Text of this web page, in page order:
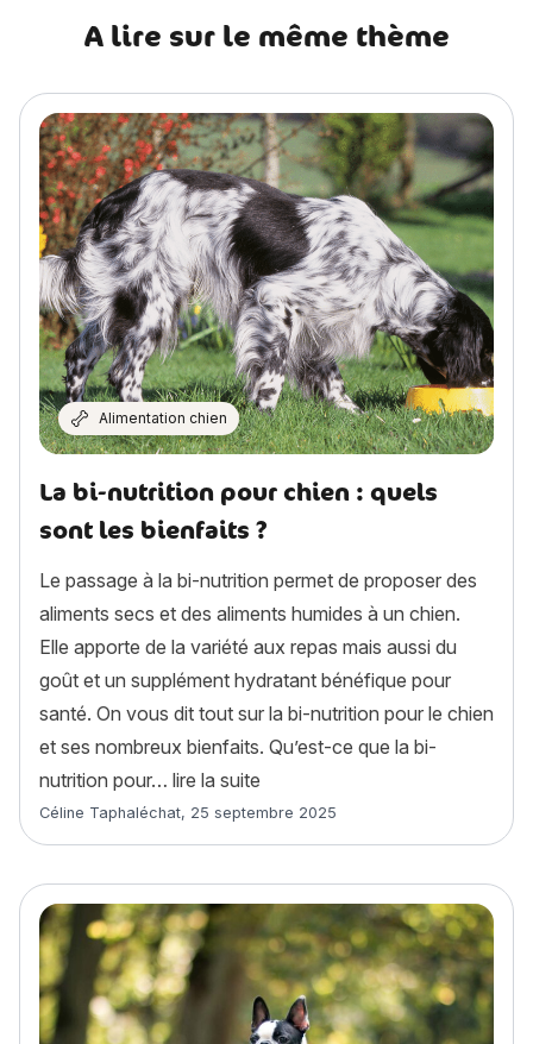
A lire sur le même thème
Alimentation chien
La bi-nutrition pour chien : quels
sont les bienfaits ?
Le passage à la bi-nutrition permet de proposer des
aliments secs et des aliments humides à un chien.
Elle apporte de la variété aux repas mais aussi du
goût et un supplément hydratant bénéfique pour
santé. On vous dit tout sur la bi-nutrition pour le chien
et ses nombreux bienfaits. Qu’est-ce que la bi-
nutrition pour… lire la suite
Article rédigé par
Céline Taphaléchat, 25 septembre 2025